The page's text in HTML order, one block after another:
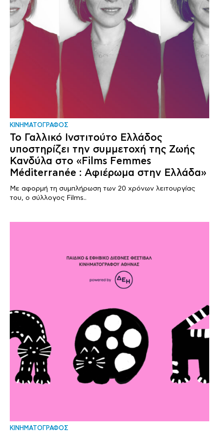
ΚΙΝΗΜΑΤΟΓΡΑΦΟΣ
Το Γαλλικό Ινστιτούτο Ελλάδος
υποστηρίζει την συμμετοχή της Ζωής
Κανδύλα στο «Films Femmes
Méditerranée : Αφιέρωμα στην Ελλάδα»
Με αφορμή τη συμπλήρωση των 20 χρόνων λειτουργίας
του, ο σύλλογος Films..
ΚΙΝΗΜΑΤΟΓΡΑΦΟΣ